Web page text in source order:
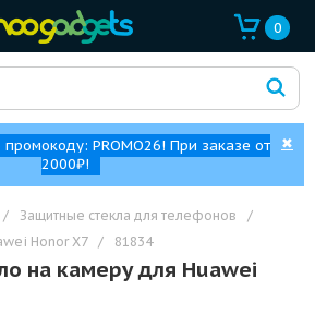
0
PROMO26! При заказе от
2000₽!
✖
/ Защитные стекла для телефонов
/
Honor X7
/ 81834
на камеру для Huawei